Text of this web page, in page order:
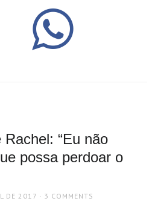
“Eu não
possa perdoar o
DE 2017 3 COMMENTS